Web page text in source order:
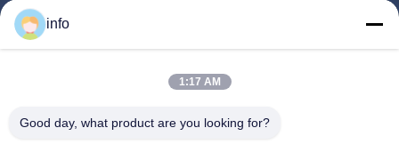
घर
उत्पादों
हमारे बारे में
info
1:17 AM
Good day, what product are you looking for?